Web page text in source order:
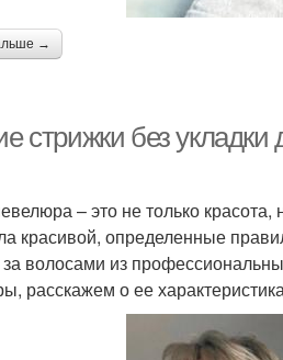
→
стрижки без укладки
– это не только
красивой, определенные
за волосами из
расскажем о ее